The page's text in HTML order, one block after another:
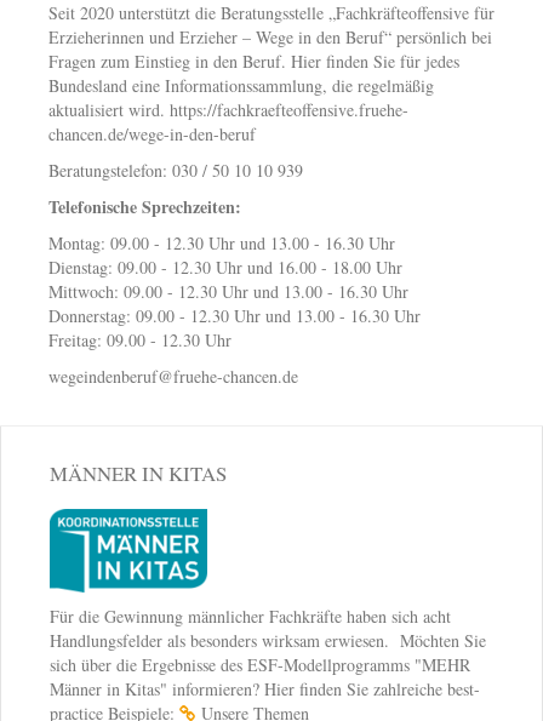
Seit 2020 unterstützt die Beratungsstelle „Fachkräfteoffensive für
Erzieherinnen und Erzieher – Wege in den Beruf“ persönlich bei
Fragen zum Einstieg in den Beruf. Hier finden Sie für jedes
Bundesland eine Informationssammlung, die regelmäßig
aktualisiert wird. https://fachkraefteoffensive.fruehe-
chancen.de/wege-in-den-beruf
Beratungstelefon: 030 / 50 10 10 939
Telefonische Sprechzeiten:
Montag: 09.00 - 12.30 Uhr und 13.00 - 16.30 Uhr
Dienstag: 09.00 - 12.30 Uhr und 16.00 - 18.00 Uhr
Mittwoch: 09.00 - 12.30 Uhr und 13.00 - 16.30 Uhr
Donnerstag: 09.00 - 12.30 Uhr und 13.00 - 16.30 Uhr
Freitag: 09.00 - 12.30 Uhr
wegeindenberuf@fruehe-chancen.de
MÄNNER IN KITAS
Für die Gewinnung männlicher Fachkräfte haben sich acht
Handlungsfelder als besonders wirksam erwiesen. Möchten Sie
sich über die Ergebnisse des ESF-Modellprogramms "MEHR
Männer in Kitas" informieren? Hier finden Sie zahlreiche best-
practice Beispiele:
Unsere Themen